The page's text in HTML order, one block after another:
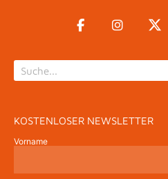
KOSTENLOSER NEWSLETTER
Vorname